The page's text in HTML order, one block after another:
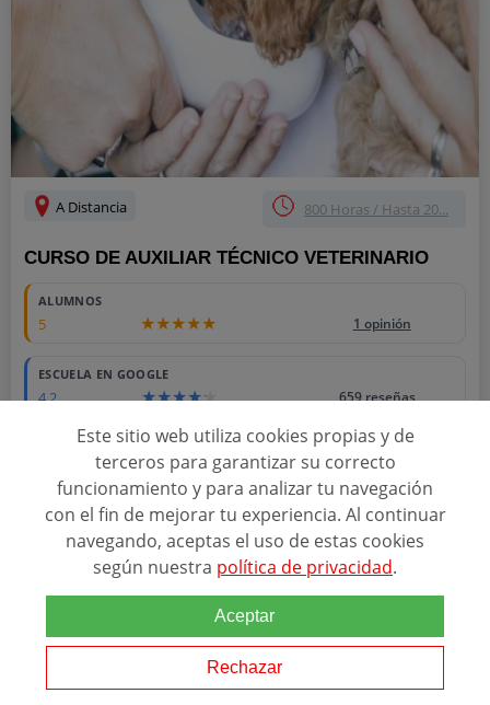
A Distancia 800 Horas / Hasta 20...
CURSO DE AUXILIAR TÉCNICO VETERINARIO
ALUMNOS
5 1 opinión
ESCUELA EN GOOGLE
4.2 659 reseñas
ACREDITACIONES
Relacionado con esta temática
El mercado de las mascotas no deja de crecer. En España hay ya
más mascotas que menores de 15 años y existen más de 6.000
s y comercios de productos para animales. El
Curso Online deAuxiliarTécnico...
Este sitio web utiliza cookies propias y de
terceros para garantizar su correcto
funcionamiento y para analizar tu navegación
con el fin de mejorar tu experiencia. Al continuar
navegando, aceptas el uso de estas cookies
según nuestra política de privacidad.
Aceptar
Rechazar